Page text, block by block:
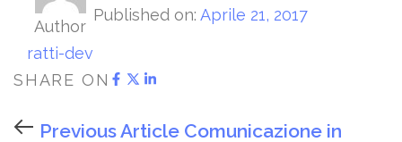
Author
ratti-dev
Published on: Aprile 21, 2017
SHARE ON
Previous Article Comunicazione in